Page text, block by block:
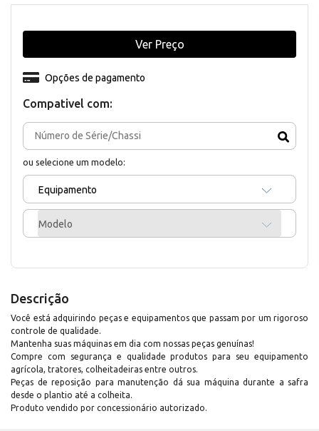
Compativel com:
ou selecione um modelo:
Equipamento
Modelo
Opções de pagamento
Ver Preço
Descrição
Você está adquirindo peças e equipamentos que passam por um rigoroso
controle de qualidade.
Mantenha suas máquinas em dia com nossas peças genuínas!
Compre com segurança e qualidade produtos para seu equipamento
agrícola, tratores, colheitadeiras entre outros.
Peças de reposição para manutenção dá sua máquina durante a safra
desde o plantio até a colheita.
Produto vendido por concessionário autorizado.